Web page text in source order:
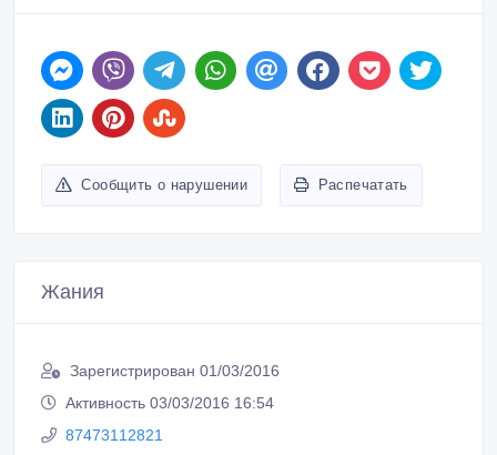
Сообщить о нарушении Распечатать
Жания
Зарегистрирован 01/03/2016
Активность 03/03/2016 16:54
87473112821